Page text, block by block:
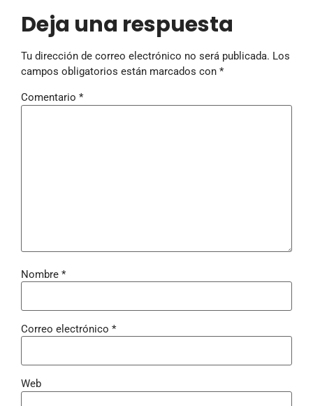
Deja una respuesta
Tu dirección de correo electrónico no será publicada. Los
campos obligatorios están marcados con *
Comentario *
Nombre *
Correo electrónico *
Web